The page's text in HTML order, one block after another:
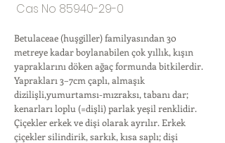
Cas No 85940-29-0
Betulaceae (huşgiller) familyasından 30
metreye kadar boylanabilen çok yıllık, kışın
yapraklarını döken ağaç formunda bitkilerdir.
Yaprakları 3–7cm çaplı, almaşık
dizilişli,yumurtamsı-mızraksı, tabanı dar;
kenarları loplu (=dişli) parlak yeşil renklidir.
Çiçekler erkek ve dişi olarak ayrılır. Erkek
çiçekler silindirik, sarkık, kısa saplı; dişi